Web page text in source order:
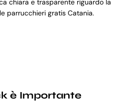
chiara e trasparente riguardo la
parrucchieri gratis Catania.
è Importante